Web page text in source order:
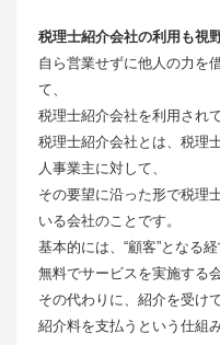
税理士紹介会社の利用も視
自ら営業せずに他人の力を
て、
税理士紹介会社を利用され
税理士紹介会社とは、税理
人事業主に対して、
その要望に沿った形で税理
いる会社のことです。
基本的には、“顧客”となる
無料でサービスを実施する
その代わりに、紹介を受け
紹介料を支払うという仕組み